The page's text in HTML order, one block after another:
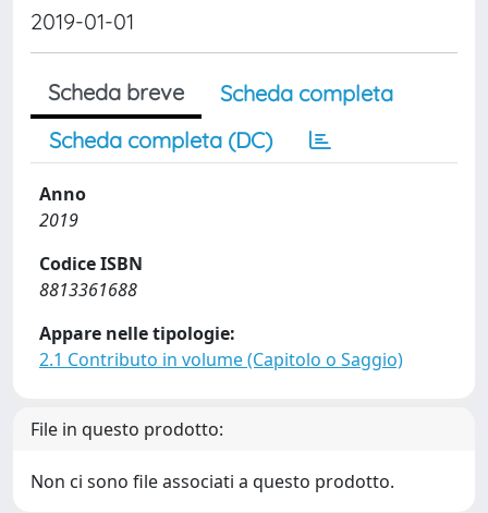
2019-01-01
Scheda breve
Scheda completa
Scheda completa (DC)
Anno
2019
Codice ISBN
8813361688
Appare nelle tipologie:
2.1 Contributo in volume (Capitolo o Saggio)
File in questo prodotto:
Non ci sono file associati a questo prodotto.